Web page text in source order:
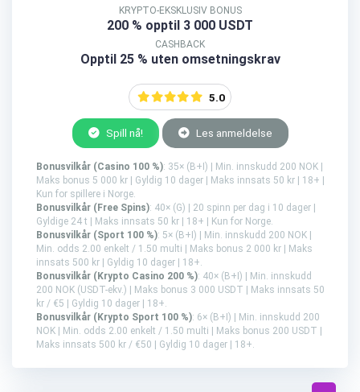
KRYPTO-EKSKLUSIV BONUS
200 % opptil 3 000 USDT
CASHBACK
Opptil 25 % uten omsetningskrav
5.0
Spill nå! Les anmeldelse
Bonusvilkår (Casino 100 %): 35× (B+I) | Min. innskudd 200 NOK |
Maks bonus 5 000 kr | Gyldig 10 dager | Maks innsats 50 kr | 18+ |
Kun for spillere i Norge.
Bonusvilkår (Free Spins): 40× (G) | 20 spinn per dag i 10 dager |
Gyldige 24 t | Maks innsats 50 kr | 18+ | Kun for Norge.
Bonusvilkår (Sport 100 %): 5× (B+I) | Min. innskudd 200 NOK |
Min. odds 2.00 enkelt / 1.50 multi | Maks bonus 2 000 kr | Maks
innsats 500 kr | Gyldig 10 dager | 18+.
Bonusvilkår (Krypto Casino 200 %): 40× (B+I) | Min. innskudd
200 NOK (USDT-ekv.) | Maks bonus 3 000 USDT | Maks innsats 50
kr / €5 | Gyldig 10 dager | 18+.
Bonusvilkår (Krypto Sport 100 %): 6× (B+I) | Min. innskudd 200
NOK | Min. odds 2.00 enkelt / 1.50 multi | Maks bonus 200 USDT |
Maks innsats 500 kr / €50 | Gyldig 10 dager | 18+.